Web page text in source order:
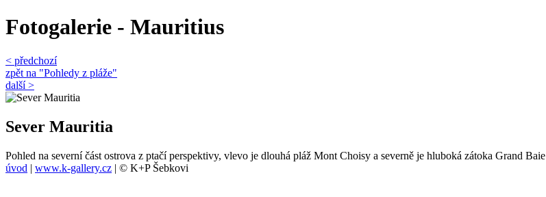
Fotogalerie - Mauritius
< předchozí
zpět na "Pohledy z pláže"
další >
Sever Mauritia
Pohled na severní část ostrova z ptačí perspektivy, vlevo je dlouhá pláž Mont Choisy a severně je hluboká zátoka Grand Baie
úvod | www.k-gallery.cz | © K+P Šebkovi